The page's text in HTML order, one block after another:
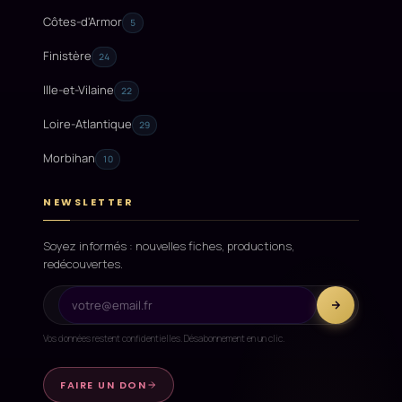
Côtes-d'Armor 5
Finistère 24
Ille-et-Vilaine 22
Loire-Atlantique 29
Morbihan 10
NEWSLETTER
Soyez informés : nouvelles fiches, productions,
redécouvertes.
Vos données restent confidentielles. Désabonnement en un clic.
FAIRE UN DON